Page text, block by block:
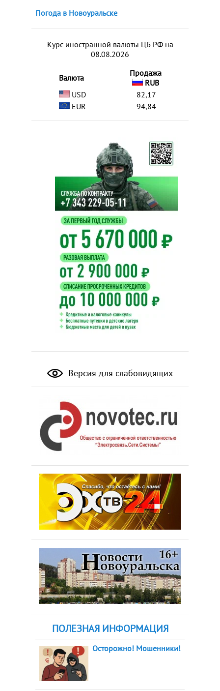
Погода в Новоуральске
Курс иностранной валюты ЦБ РФ на
08.08.2026
Валюта
Продажа
RUB
USD
82,17
EUR
94,84
Версия для слабовидящих
ПОЛЕЗНАЯ ИНФОРМАЦИЯ
Осторожно! Мошенники!